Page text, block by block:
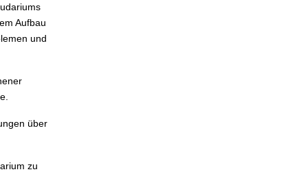
Aufbau
und
über
zu